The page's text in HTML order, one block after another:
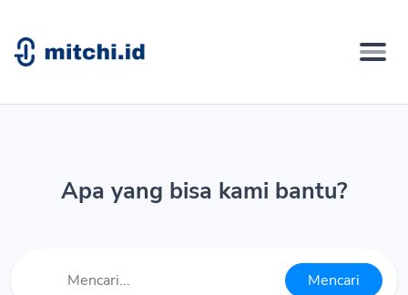
Apa yang bisa kami bantu?
Mencari